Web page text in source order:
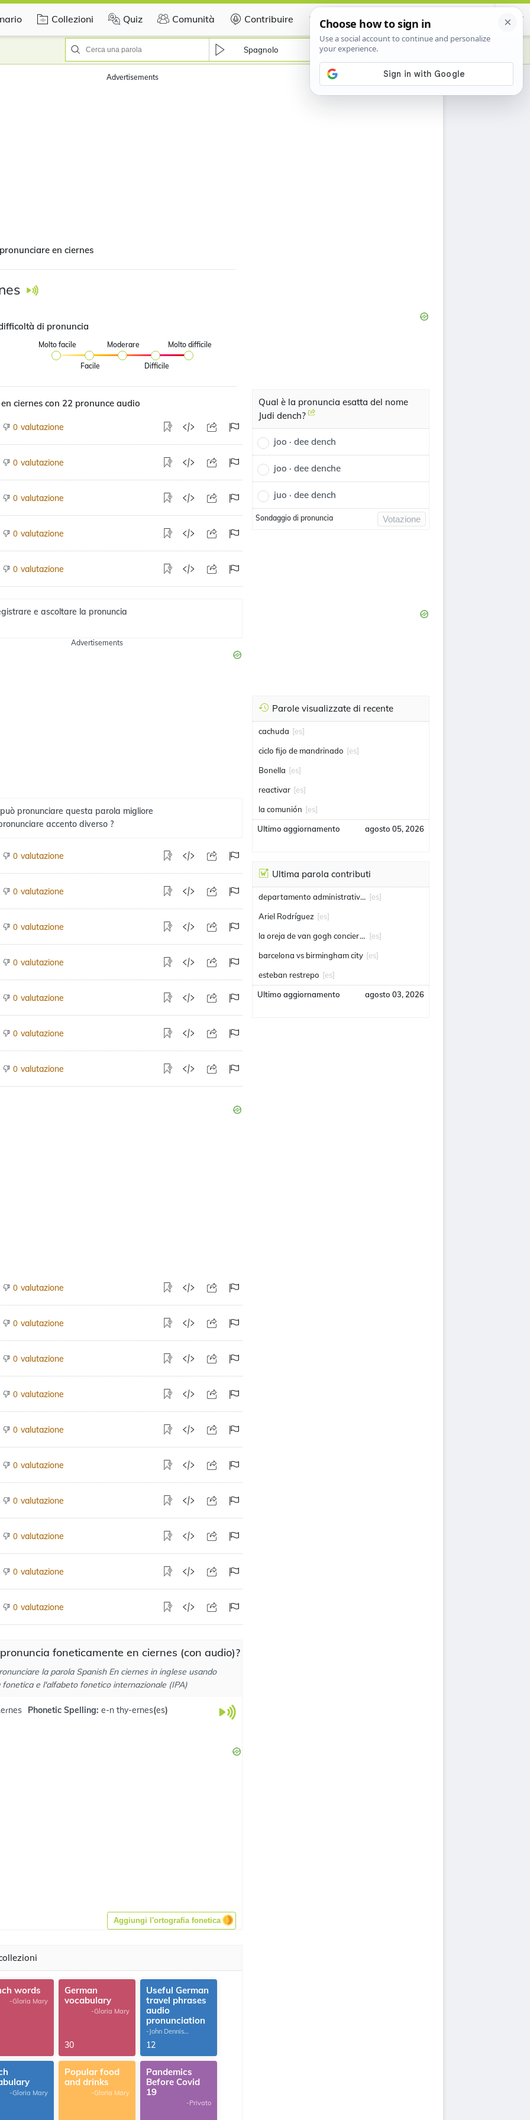
Collezioni Quiz Comunità Contribuire Certificate
Spagnolo
Advertisements
en ciernes
di pronuncia
Molto facile
Facile
Moderare
Difficile
Molto difficile
ciernes con 22 pronunce audio
0 valutazione
0 valutazione
0 valutazione
0 valutazione
0 valutazione
e ascoltare la pronuncia
Advertisements
pronunciare questa parola migliore
accento diverso ?
0 valutazione
0 valutazione
0 valutazione
0 valutazione
0 valutazione
0 valutazione
0 valutazione
0 valutazione
0 valutazione
0 valutazione
0 valutazione
0 valutazione
0 valutazione
0 valutazione
0 valutazione
0 valutazione
0 valutazione
foneticamente en ciernes (con audio)?
la parola Spanish En ciernes in inglese usando
e l'alfabeto fonetico internazionale (IPA)
Phonetic Spelling: e-n thy-ernes(es)
Aggiungi l'ortografia fonetica
words
-Gloria Mary
German
vocabulary
-Gloria Mary
30
Useful German
travel phrases
audio
pronunciation
-John Dennis
12
-Gloria Mary
Popular food
and drinks
-Gloria Mary
Pandemics
Before Covid
19
-Privato
Qual è la pronuncia esatta del nome
Judi dench?
joo · dee dench
joo · dee denche
juo · dee dench
Sondaggio di pronuncia Votazione
Parole visualizzate di recente
cachuda [es]
ciclo fijo de mandrinado [es]
Bonella [es]
reactivar [es]
la comunión [es]
Ultimo aggiornamento agosto 05, 2026
Ultima parola contributi
departamento administrativo de seguridad [es]
Ariel Rodríguez [es]
la oreja de van gogh conciertos [es]
barcelona vs birmingham city [es]
esteban restrepo [es]
Ultimo aggiornamento agosto 03, 2026